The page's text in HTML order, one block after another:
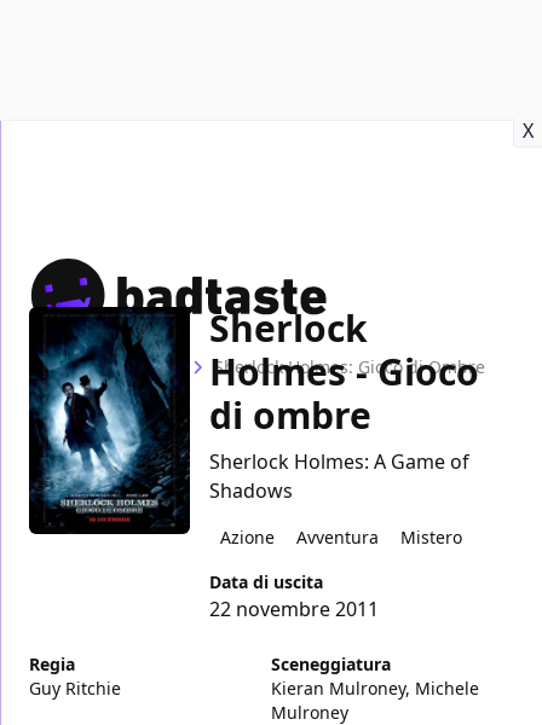
X
Home Film Sherlock Holmes: Gioco di Ombre
Sherlock
Holmes - Gioco
di ombre
Sherlock Holmes: A Game of
Shadows
Azione Avventura
Mistero
Data di uscita
22 novembre 2011
Regia
Guy Ritchie
Sceneggiatura
Kieran Mulroney, Michele
Mulroney